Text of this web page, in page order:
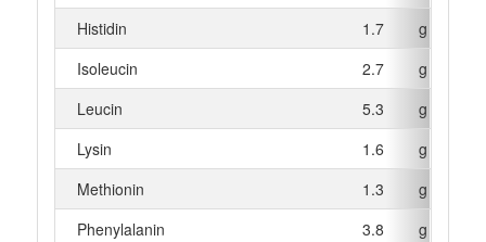
Histidin
1.7
g
Isoleucin
2.7
g
Leucin
5.3
g
Lysin
1.6
g
Methionin
1.3
g
Phenylalanin
3.8
g